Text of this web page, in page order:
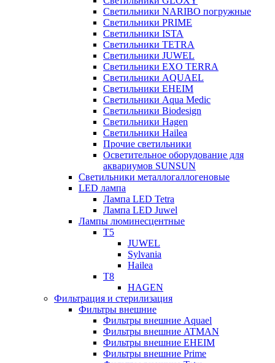
Светильники NARIBO погружные
Светильники PRIME
Светильники ISTA
Светильники TETRA
Светильники JUWEL
Светильники EXO TERRA
Светильники AQUAEL
Светильники EHEIM
Светильники Aqua Medic
Светильники Biodesign
Светильники Hagen
Светильники Hailea
Прочие светильники
Осветительное оборудование для
аквариумов SUNSUN
Светильники металлогаллогеновые
LED лампа
Лампа LED Tetra
Лампа LED Juwel
Лампы люминесцентные
T5
JUWEL
Sylvania
Hailea
T8
HAGEN
Фильтрация и стерилизация
Фильтры внешние
Фильтры внешние Aquael
Фильтры внешние ATMAN
Фильтры внешние EHEIM
Фильтры внешние Prime